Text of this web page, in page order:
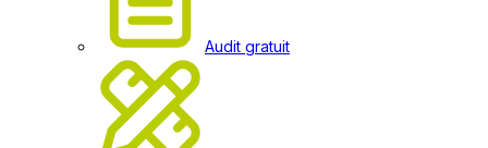
Audit gratuit